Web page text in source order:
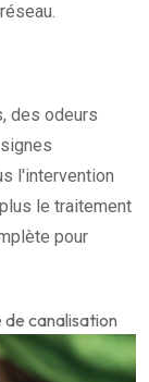
des odeurs
l'intervention
le traitement
pour